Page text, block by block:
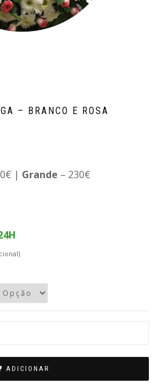
– BRANCO E ROSA
| Grande – 230€
ADICIONAR